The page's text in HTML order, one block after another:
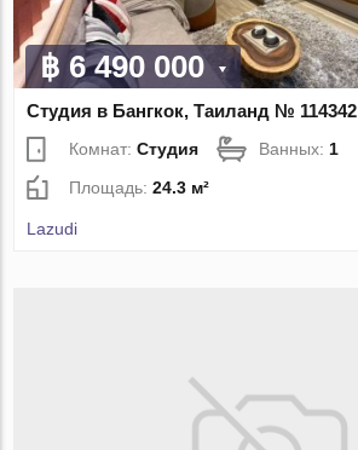
฿ 6 490 000
Студия в Бангкок, Таиланд № 114342
Комнат:Студия Ванных: 1
Площадь:24.3 м²
Lazudi